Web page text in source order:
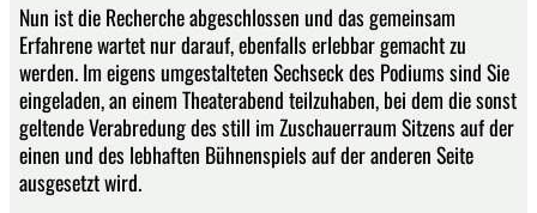
Nun ist die Recherche abgeschlossen und das gemeinsam
Erfahrene wartet nur darauf, ebenfalls erlebbar gemacht zu
werden. Im eigens umgestalteten Sechseck des Podiums sind Sie
eingeladen, an einem Theaterabend teilzuhaben, bei dem die sonst
geltende Verabredung des still im Zuschauerraum Sitzens auf der
einen und des lebhaften Bühnenspiels auf der anderen Seite
ausgesetzt wird.